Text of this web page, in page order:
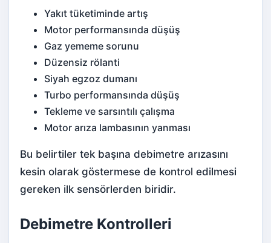
Yakıt tüketiminde artış
Motor performansında düşüş
Gaz yememe sorunu
Düzensiz rölanti
Siyah egzoz dumanı
Turbo performansında düşüş
Tekleme ve sarsıntılı çalışma
Motor arıza lambasının yanması
Bu belirtiler tek başına debimetre arızasını
kesin olarak göstermese de kontrol edilmesi
gereken ilk sensörlerden biridir.
Debimetre Kontrolleri